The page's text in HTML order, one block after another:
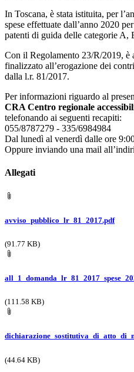
In Toscana, è stata istituita, per
spese effettuate dall’anno 2020
patenti di guida delle categorie A,
Con il Regolamento 23/R/2019, è
finalizzato all’erogazione dei
dalla l.r. 81/2017.
Per informazioni riguardo al
CRA Centro regionale
telefonando ai seguenti recapiti:
055/8787279 - 335/6984984
Dal lunedì al venerdì dalle ore
Oppure inviando una mail
Allegati
avviso_pubblico_lr_81_2017.pdf
(91.77 KB)
(111.58 KB)
(44.64 KB)